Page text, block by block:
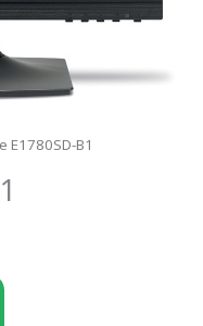
E1780SD-B1